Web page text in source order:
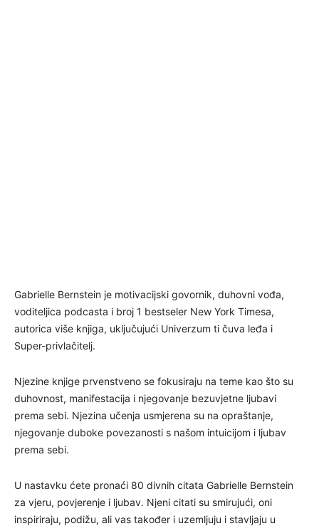
Gabrielle Bernstein je motivacijski govornik, duhovni vođa,
voditeljica podcasta i broj 1 bestseler New York Timesa,
autorica više knjiga, uključujući Univerzum ti čuva leđa i
Super-privlačitelj.
Njezine knjige prvenstveno se fokusiraju na teme kao što su
duhovnost, manifestacija i njegovanje bezuvjetne ljubavi
prema sebi. Njezina učenja usmjerena su na opraštanje,
njegovanje duboke povezanosti s našom intuicijom i ljubav
prema sebi.
U nastavku ćete pronaći 80 divnih citata Gabrielle Bernstein
za vjeru, povjerenje i ljubav. Njeni citati su smirujući, oni
inspiriraju, podižu, ali vas također i uzemljuju i stavljaju u